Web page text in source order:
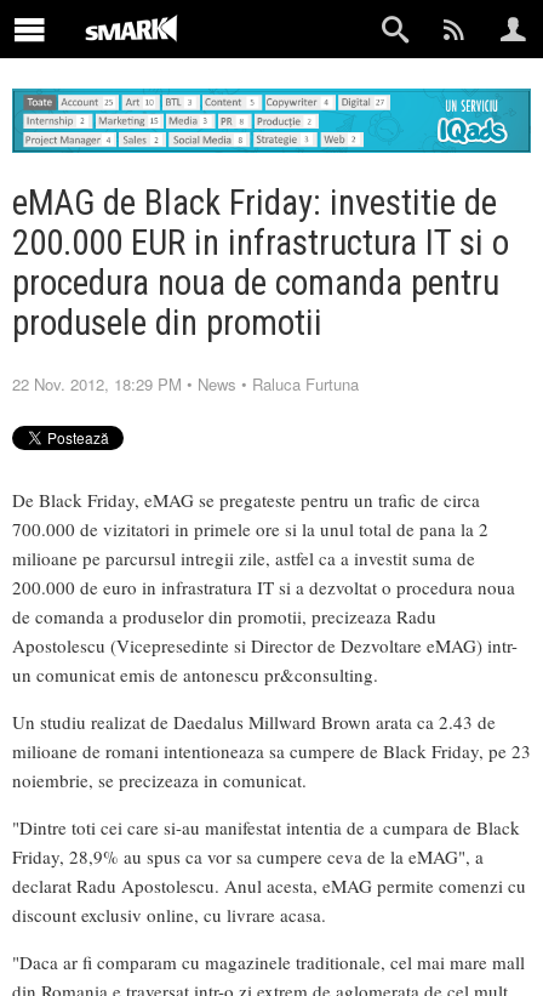
eMAG de Black Friday: investitie de
200.000 EUR in infrastructura IT si o
procedura noua de comanda pentru
produsele din promotii
22 Nov. 2012, 18:29 PM • News • Raluca Furtuna
De Black Friday, eMAG se pregateste pentru un trafic de circa
700.000 de vizitatori in primele ore si la unul total de pana la 2
milioane pe parcursul intregii zile, astfel ca a investit suma de
200.000 de euro in infrastratura IT si a dezvoltat o procedura noua
de comanda a produselor din promotii, precizeaza Radu
Apostolescu (Vicepresedinte si Director de Dezvoltare eMAG) intr-
un comunicat emis de antonescu pr&consulting.
Un studiu realizat de Daedalus Millward Brown arata ca 2.43 de
milioane de romani intentioneaza sa cumpere de Black Friday, pe 23
noiembrie, se precizeaza in comunicat.
"Dintre toti cei care si-au manifestat intentia de a cumpara de Black
Friday, 28,9% au spus ca vor sa cumpere ceva de la eMAG", a
declarat Radu Apostolescu. Anul acesta, eMAG permite comenzi cu
discount exclusiv online, cu livrare acasa.
"Daca ar fi comparam cu magazinele traditionale, cel mai mare mall